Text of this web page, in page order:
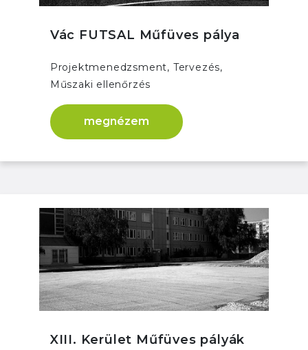
Vác FUTSAL Műfüves pálya
Projektmenedzsment, Tervezés,
Műszaki ellenőrzés
megnézem
XIII. Kerület Műfüves pályák